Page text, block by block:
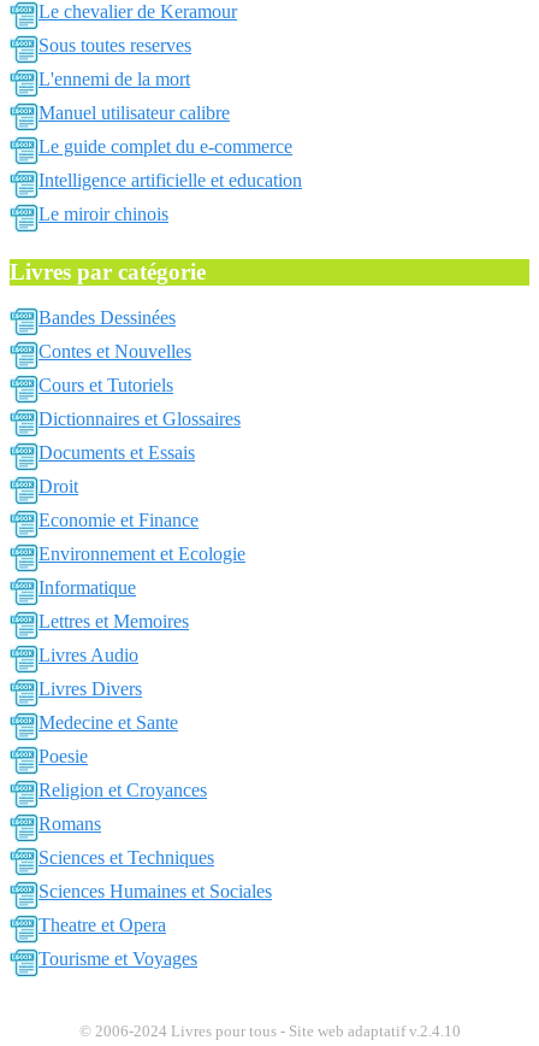
Le chevalier de Keramour
Sous toutes reserves
L'ennemi de la mort
Manuel utilisateur calibre
Le guide complet du e-commerce
Intelligence artificielle et education
Le miroir chinois
Livres par catégorie
Bandes Dessinées
Contes et Nouvelles
Cours et Tutoriels
Dictionnaires et Glossaires
Documents et Essais
Droit
Economie et Finance
Environnement et Ecologie
Informatique
Lettres et Memoires
Livres Audio
Livres Divers
Medecine et Sante
Poesie
Religion et Croyances
Romans
Sciences et Techniques
Sciences Humaines et Sociales
Theatre et Opera
Tourisme et Voyages
© 2006-2024 Livres pour tous - Site web adaptatif v.2.4.10